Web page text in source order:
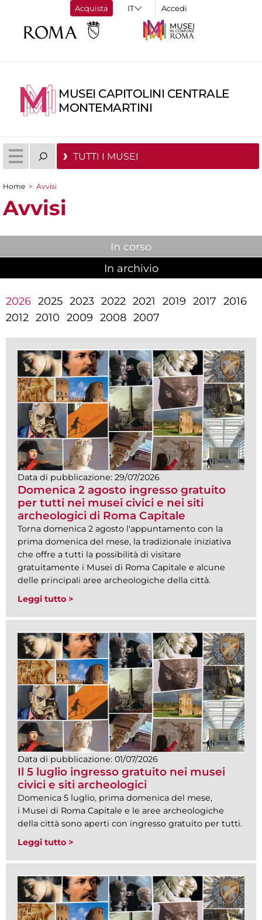
Acquista Accedi
MUSEI CAPITOLINI CENTRALE
MONTEMARTINI
TUTTI I MUSEI
Tu sei qui
Home > Avvisi
Avvisi
In corso
In archivio(scheda attiva)
2026 2025 2023 2022 2021 2019 2017 2016
2012 2010 2009 2008 2007
Data di pubblicazione: 29/07/2026
Domenica 2 agosto ingresso gratuito
per tutti nei musei civici e nei siti
archeologici di Roma Capitale
Torna domenica 2 agosto l'appuntamento con la
prima domenica del mese, la tradizionale iniziativa
che offre a tutti la possibilità di visitare
gratuitamente i Musei di Roma Capitale e alcune
delle principali aree archeologiche della città.
Leggi tutto >
Data di pubblicazione: 01/07/2026
Il 5 luglio ingresso gratuito nei musei
civici e siti archeologici
Domenica 5 luglio, prima domenica del mese,
i Musei di Roma Capitale e le aree archeologiche
della città sono aperti con ingresso gratuito per tutti.
Leggi tutto >